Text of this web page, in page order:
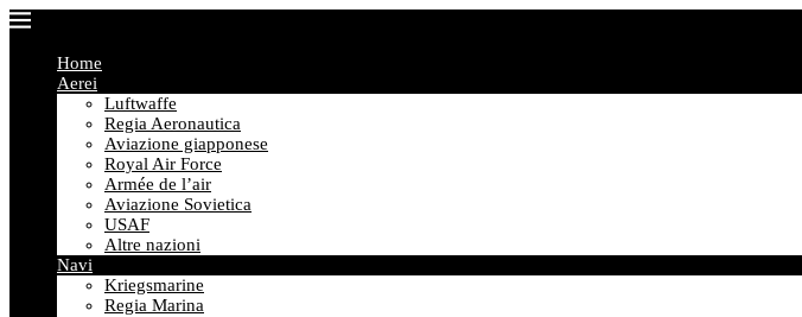
Home
Aerei
Luftwaffe
Regia Aeronautica
Aviazione giapponese
Royal Air Force
Armée de l’air
Aviazione Sovietica
USAF
Altre nazioni
Navi
Kriegsmarine
Regia Marina